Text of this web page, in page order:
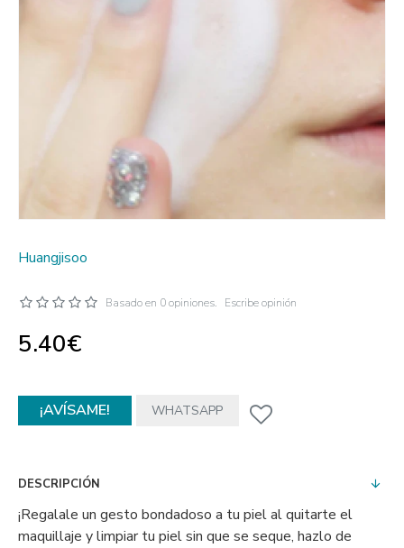
Huangjisoo
Basado en 0 opiniones. Escribe opinión
5.40€
¡AVÍSAME! WHATSAPP
DESCRIPCIÓN
¡Regalale un gesto bondadoso a tu piel al quitarte el
maquillaje y limpiar tu piel sin que se seque, hazlo de